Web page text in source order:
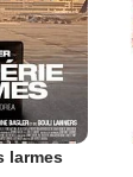
larmes